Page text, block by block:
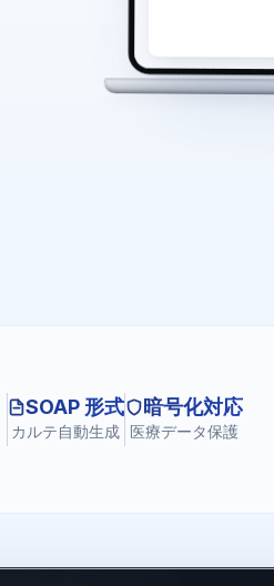
SOAP 形式
カルテ自動生成
暗号化対応
医療データ保護